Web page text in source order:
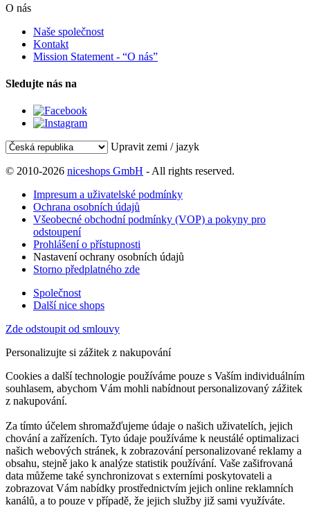
O nás
Naše společnost
Kontakt
Mission Statement - “O nás”
Sledujte nás na
Upravit zemi / jazyk
© 2010-2026 niceshops GmbH - All rights reserved.
Impresum a uživatelské podmínky
Ochrana osobních údajů
Všeobecné obchodní podmínky (VOP) a pokyny pro
odstoupení
Prohlášení o přístupnosti
Nastavení ochrany osobních údajů
Storno předplatného zde
Společnost
Další nice shops
Zde odstoupit od smlouvy
Personalizujte si zážitek z nakupování
Cookies a další technologie používáme pouze s Vaším individuálním
souhlasem, abychom Vám mohli nabídnout personalizovaný zážitek
z nakupování.
Za tímto účelem shromažďujeme údaje o našich uživatelích, jejich
chování a zařízeních. Tyto údaje používáme k neustálé optimalizaci
našich webových stránek, k zobrazování personalizované reklamy a
obsahu, stejně jako k analýze statistik používání. Vaše zašifrovaná
data můžeme také synchronizovat s externími poskytovateli a
zobrazovat Vám nabídky prostřednictvím jejich online reklamních
kanálů, a to pouze v případě, že jejich služby již sami využíváte.